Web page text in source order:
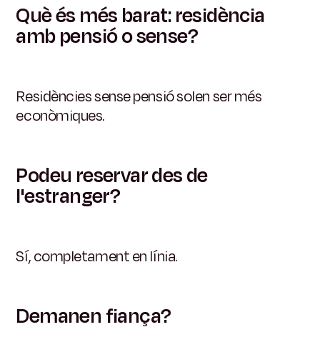
Què és més barat: residència
amb pensió o sense?
Residències sense pensió solen ser més
econòmiques.
Podeu reservar des de
l'estranger?
Sí, completament en línia.
Demanen fiança?